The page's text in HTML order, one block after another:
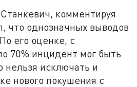
комментируя
что однозначных выводов
его оценке, с
70% инцидент мог быть
нельзя исключать и
нового покушения с